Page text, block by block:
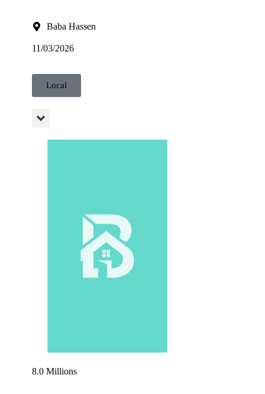
Baba Hassen
11/03/2026
Local
8.0 Millions